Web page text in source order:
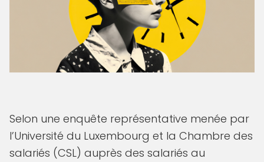
Selon une enquête représentative menée par
l’Université du Luxembourg et la Chambre des
salariés (CSL) auprès des salariés au